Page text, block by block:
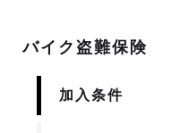
バイク盗難保険
加入条件